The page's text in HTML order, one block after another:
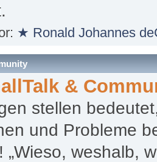
★ Ronald Johannes
&
stellen
und Probleme
„Wieso, weshalb,